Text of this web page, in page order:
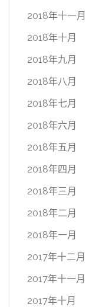
2018年十一月
2018年十月
2018年九月
2018年八月
2018年七月
2018年六月
2018年五月
2018年四月
2018年三月
2018年二月
2018年一月
2017年十二月
2017年十一月
2017年十月